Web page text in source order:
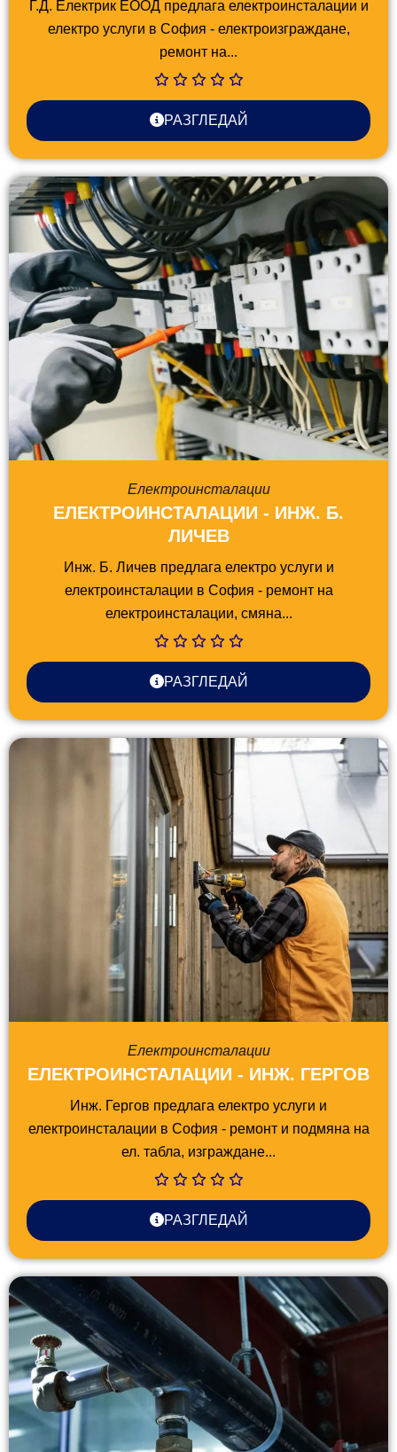
Г.Д. Електрик ЕООД предлага електроинсталации и
електро услуги в София - електроизграждане,
ремонт на...
РАЗГЛЕДАЙ
Електроинсталации
ЕЛЕКТРОИНСТАЛАЦИИ - ИНЖ. Б.
ЛИЧЕВ
Инж. Б. Личев предлага електро услуги и
електроинсталации в София - ремонт на
електроинсталации, смяна...
РАЗГЛЕДАЙ
Електроинсталации
ЕЛЕКТРОИНСТАЛАЦИИ - ИНЖ. ГЕРГОВ
Инж. Гергов предлага електро услуги и
електроинсталации в София - ремонт и подмяна на
ел. табла, изграждане...
РАЗГЛЕДАЙ